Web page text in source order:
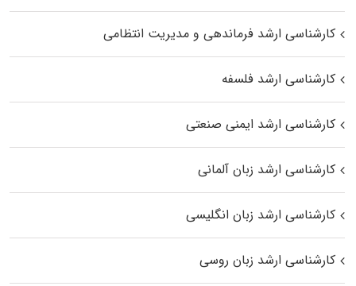
کارشناسی ارشد فرماندهی و مدیریت انتظامی
کارشناسی ارشد فلسفه
کارشناسی ارشد ایمنی صنعتی
کارشناسی ارشد زبان آلمانی
کارشناسی ارشد زبان انگلیسی
کارشناسی ارشد زبان روسی